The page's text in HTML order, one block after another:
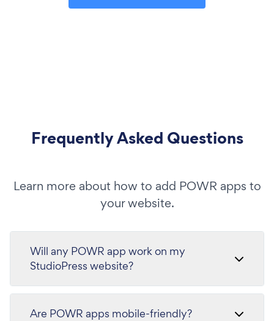
Frequently Asked Questions
Learn more about how to add POWR apps to
your website.
Will any POWR app work on my
StudioPress website?
Are POWR apps mobile-friendly?